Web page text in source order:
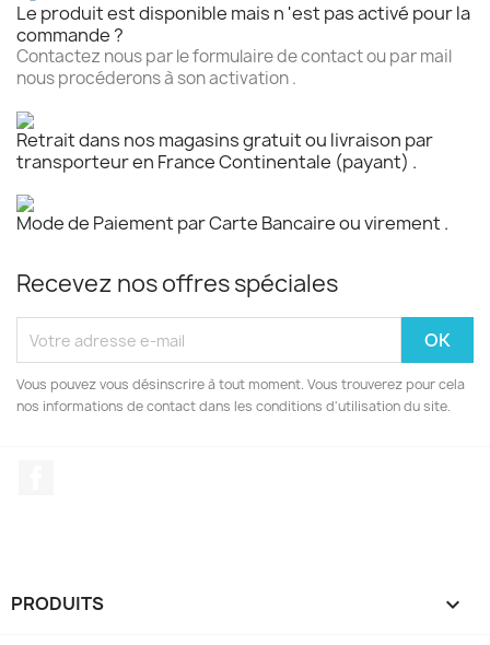
Le produit est disponible mais n 'est pas activé pour la
commande ?
Contactez nous par le formulaire de contact ou par mail
nous procéderons à son activation .
Retrait dans nos magasins gratuit ou livraison par
transporteur en France Continentale (payant) .
Mode de Paiement par Carte Bancaire ou virement .
Recevez nos offres spéciales
Vous pouvez vous désinscrire à tout moment. Vous trouverez pour cela
nos informations de contact dans les conditions d'utilisation du site.
PRODUITS 